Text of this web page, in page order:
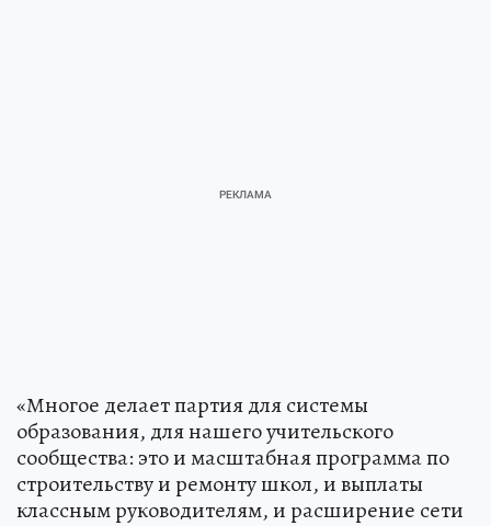
«Многое делает партия для системы
образования, для нашего учительского
сообщества: это и масштабная программа по
строительству и ремонту школ, и выплаты
классным руководителям, и расширение сети